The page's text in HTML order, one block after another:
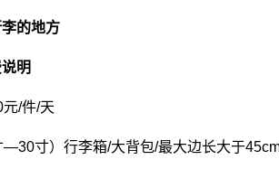
的地方
明
/件/天
寸）行李箱/大背包/最大边长大于